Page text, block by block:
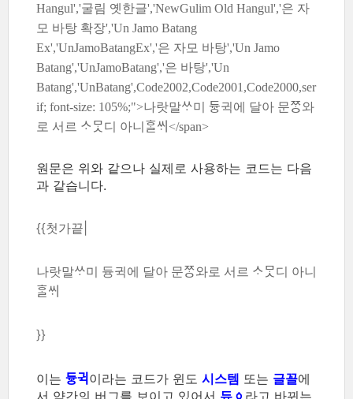
Hangul','굴림 옛한글','NewGulim Old Hangul','은 자
모 바탕 확장','Un Jamo Batang
Ex','UnJamoBatangEx','은 자모 바탕','Un Jamo
Batang','UnJamoBatang','은 바탕','Un
Batang','UnBatang',Code2002,Code2001,Code2000,ser
if; font-size: 105%;">나랏말ᄊᆞ미 듀ᇰ귁에 달아 문ᄍᆞᆼ와
로 서르 ᄉᆞᄆᆞᆺ디 아니ᄒᆞᆯᄊᆡ</span>
원문은 위와 같으나 실제로 사용하는 코드는 다음
과 같습니다.
{{첫가끝|
나랏말ᄊᆞ미 듕귁에 달아 문ᄍᆞᆼ와로 서르 ᄉᆞᄆᆞᆺ디 아니
ᄒᆞᆯᄊᆡ
}}
이는 듀ᇰ귁 이라는 코드가 윈도 시스템 또는 글꼴에
서 약간의 버그를 보이고 있어서 듀ᇰ 라고 바뀌는